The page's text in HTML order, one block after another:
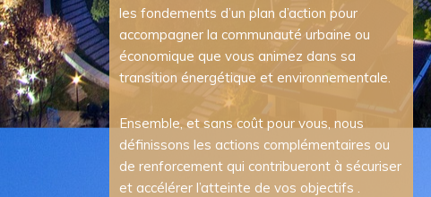
les fondements d’un plan d’action pour
accompagner la communauté urbaine ou
économique que vous animez dans sa
transition énergétique et environnementale.
Ensemble, et sans coût pour vous, nous
définissons les actions complémentaires ou
de renforcement qui contribueront à sécuriser
et accélérer l’atteinte de vos objectifs .